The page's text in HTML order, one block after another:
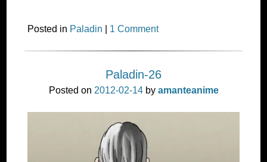
Posted in Paladin 1 Comment
Paladin-26
Posted on 2012-02-14by amanteanime